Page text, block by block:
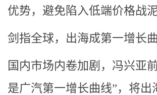
优势，避免陷入低端价格战泥
剑指全球，出海成第一增长
国内市场内卷加剧，冯兴亚
是广汽第一增长曲线”，将出